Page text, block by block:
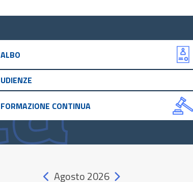
ALBO
UDIENZE
FORMAZIONE CONTINUA
Mese precedente
Agosto 2026 Mese successivo